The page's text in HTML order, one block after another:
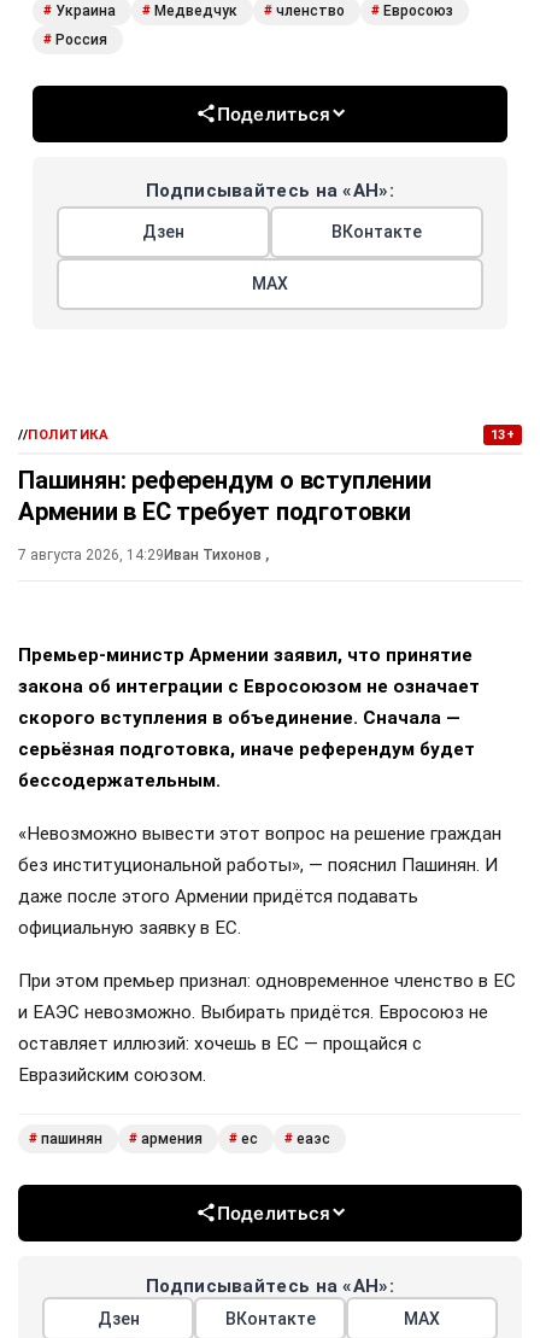
# Украина # Медведчук # членство # Евросоюз
# Россия
Поделиться
Подписывайтесь на «АН»:
Дзен ВКонтакте
МАХ
//ПОЛИТИКА 13+
Пашинян: референдум о вступлении
Армении в ЕС требует подготовки
7 августа 2026, 14:29 Иван Тихонов ,
Премьер-министр Армении заявил, что принятие
закона об интеграции с Евросоюзом не означает
скорого вступления в объединение. Сначала —
серьёзная подготовка, иначе референдум будет
без институциональной работы», — пояснил Пашинян. И
даже после этого Армении придётся подавать
При этом премьер признал: одновременное членство в ЕС